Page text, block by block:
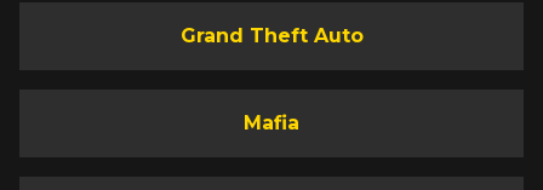
Grand Theft Auto
Mafia